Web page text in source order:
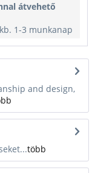
átvehető
1-3 munkanap
and design,
több